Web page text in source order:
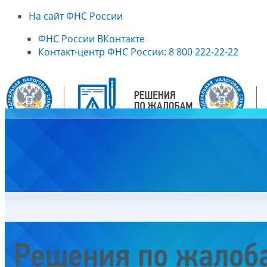
На сайт ФНС России
ФНС России ВКонтакте
Контакт-центр ФНС России: 8 800 222-22-22
Решения по